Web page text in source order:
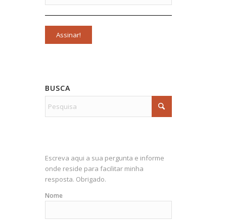
BUSCA
Escreva aqui a sua pergunta e informe
onde reside para facilitar minha
resposta. Obrigado.
Nome